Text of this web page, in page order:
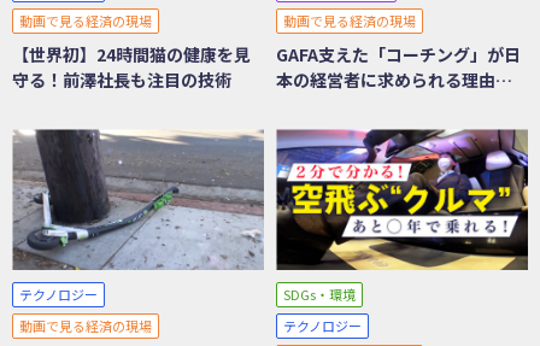
動画で見る経済の現場
【世界初】24時間猫の健康を見
守る！前澤社長も注目の技術
動画で見る経済の現場
GAFA支えた「コーチング」が日
本の経営者に求められる理由と
テクノロジー
動画で見る経済の現場
SDGs・環境
テクノロジー